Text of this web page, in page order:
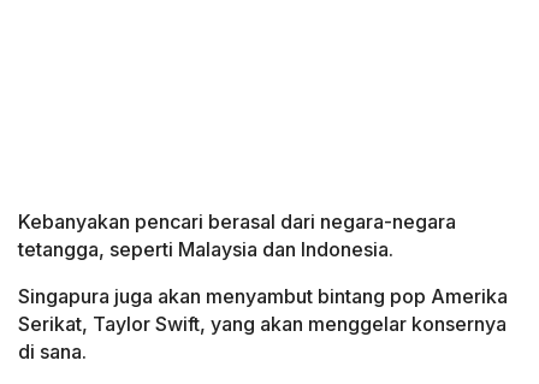
Kebanyakan pencari berasal dari negara-negara
tetangga, seperti Malaysia dan Indonesia.
Singapura juga akan menyambut bintang pop Amerika
Serikat, Taylor Swift, yang akan menggelar konsernya
di sana.